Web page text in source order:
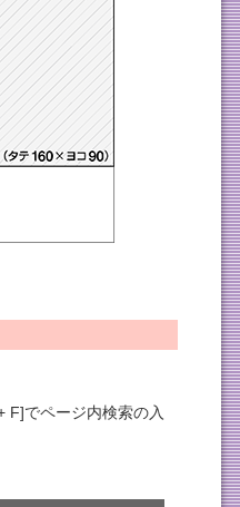
F]でページ内検索の入